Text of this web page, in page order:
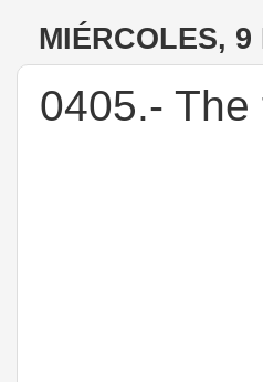
MIÉRCOLES,
0405.-